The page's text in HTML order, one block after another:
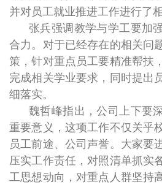
并对员工就业推进工作进行了
张兵强调教学与学工要加
合力。对于已经存在的相关问
策，针对重点员工要精准帮扶
完成相关学业要求，同时提出
细落实。
魏哲峰指出，公司上下要
重要意义，这项工作不仅关乎
员工前途、公司声誉。大家要
压实工作责任，对照清单抓实
工思想动向，对重点人群坚持